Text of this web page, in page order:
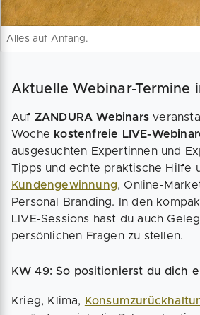
Alles auf Anfang.
Aktuelle Webinar-Termine
Auf ZANDURA Webinars
Woche kostenfreie LIVE-
ausgesuchten Expertinnen und
Tipps und echte praktische Hilfe
Kundengewinnung, Online-
Personal Branding. In den
LIVE-Sessions hast du auch
persönlichen Fragen zu stellen.
KW 49: So positionierst du dich
Krieg, Klima,